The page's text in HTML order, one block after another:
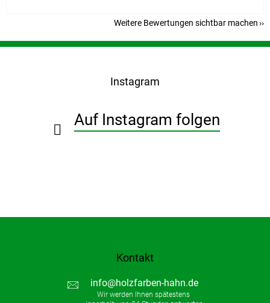
Weitere Bewertungen sichtbar machen
F
Instagram
Auf Instagram folgen
Kontakt
info@holzfarben-hahn.de